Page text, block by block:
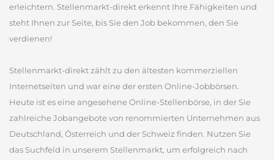
erleichtern. Stellenmarkt-direkt erkennt Ihre Fähigkeiten und
steht Ihnen zur Seite, bis Sie den Job bekommen, den Sie
verdienen!
Stellenmarkt-direkt zählt zu den ältesten kommerziellen
Internetseiten und war eine der ersten Online-Jobbörsen.
Heute ist es eine angesehene Online-Stellenbörse, in der Sie
zahlreiche Jobangebote von renommierten Unternehmen aus
Deutschland, Österreich und der Schweiz finden. Nutzen Sie
das Suchfeld in unserem Stellenmarkt, um erfolgreich nach